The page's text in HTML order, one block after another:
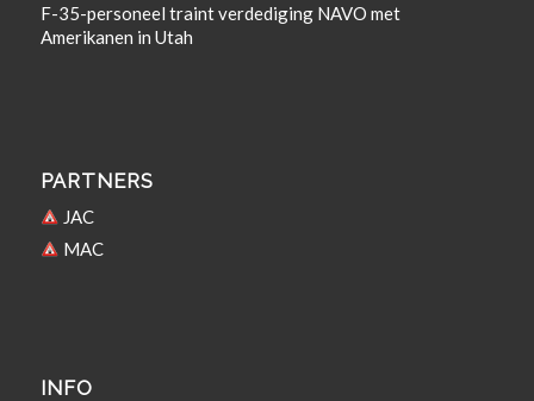
F-35-personeel traint verdediging NAVO met
Amerikanen in Utah
PARTNERS
JAC
MAC
INFO